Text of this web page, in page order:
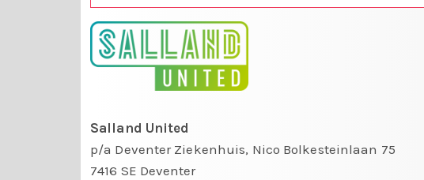
Salland United
p/a Deventer Ziekenhuis, Nico Bolkesteinlaan 75
7416 SE Deventer